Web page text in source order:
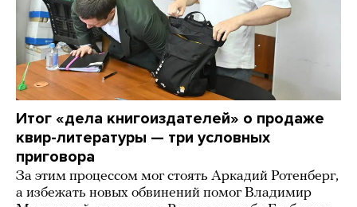
Итог «дела книгоиздателей» о продаже
квир-литературы — три условных
приговора
За этим процессом мог стоять Аркадий Ротенберг,
а избежать новых обвинений помог Владимир